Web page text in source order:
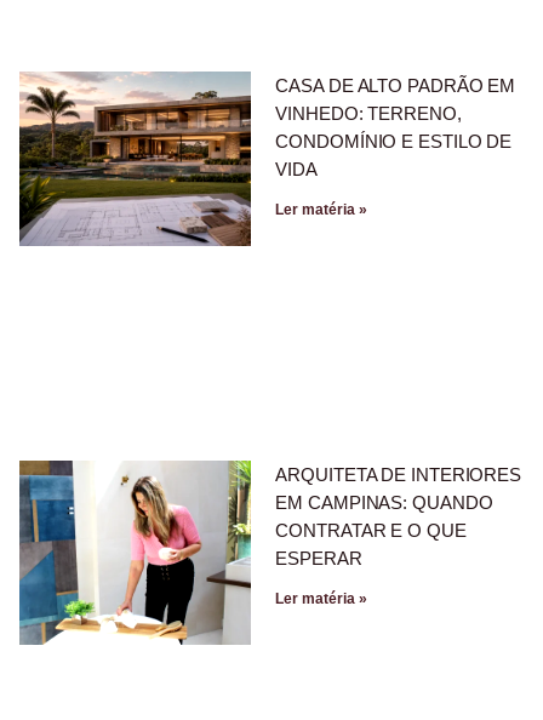
CASA DE ALTO PADRÃO EM
VINHEDO: TERRENO,
CONDOMÍNIO E ESTILO DE
VIDA
Ler matéria »
ARQUITETA DE INTERIORES
EM CAMPINAS: QUANDO
CONTRATAR E O QUE
ESPERAR
Ler matéria »